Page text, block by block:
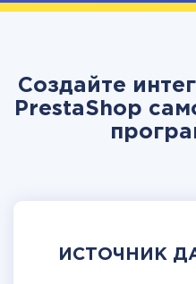
Создайте
PrestaShop
ИСТОЧНИК